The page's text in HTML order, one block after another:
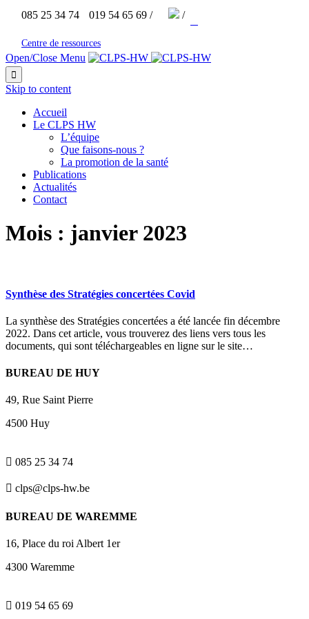
085 25 34 74 019 54 65 69 / /
Centre de ressources
Open/Close Menu

Skip to content
Accueil
Le CLPS HW
L’équipe
Que faisons-nous ?
La promotion de la santé
Publications
Actualités
Contact
Mois : janvier 2023
Synthèse des Stratégies concertées Covid
La synthèse des Stratégies concertées a été lancée fin décembre
2022. Dans cet article, vous trouverez des liens vers tous les
documents, qui sont téléchargeables en ligne sur le site…
BUREAU DE HUY
49, Rue Saint Pierre
4500 Huy
 085 25 34 74
 clps@clps-hw.be
BUREAU DE WAREMME
16, Place du roi Albert 1er
4300 Waremme
 019 54 65 69